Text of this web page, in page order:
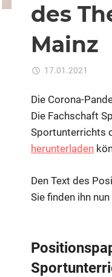
des
Mainz
17.01.2021
Die Corona-
Die Fachschaft
Sportunterrichts
herunterladen
Den Text des
Sie finden ihn